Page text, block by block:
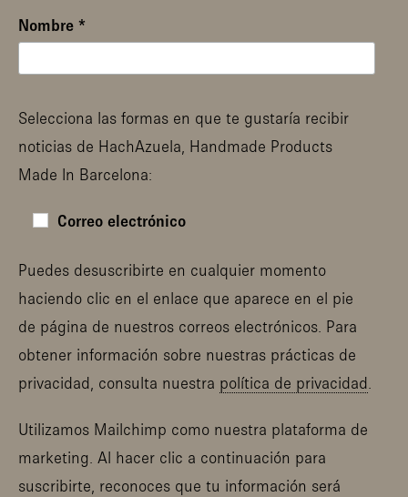
Nombre *
Selecciona las formas en que te gustaría recibir
noticias de HachAzuela, Handmade Products
Made In Barcelona:
Correo electrónico
Puedes desuscribirte en cualquier momento
haciendo clic en el enlace que aparece en el pie
de página de nuestros correos electrónicos. Para
obtener información sobre nuestras prácticas de
privacidad, consulta nuestra política de privacidad.
Utilizamos Mailchimp como nuestra plataforma de
marketing. Al hacer clic a continuación para
suscribirte, reconoces que tu información será